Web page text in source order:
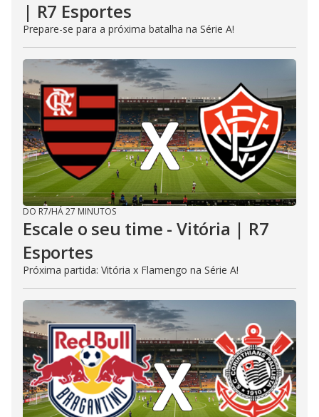
| R7 Esportes
Prepare-se para a próxima batalha na Série A!
DO R7/HÁ 27 MINUTOS
Escale o seu time - Vitória | R7
Esportes
Próxima partida: Vitória x Flamengo na Série A!